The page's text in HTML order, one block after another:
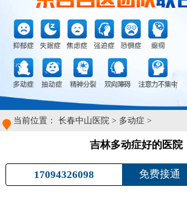
当前位置：长春中山医院 > 多动症 >
吉林多动症好的医院
17094326098 免费接通